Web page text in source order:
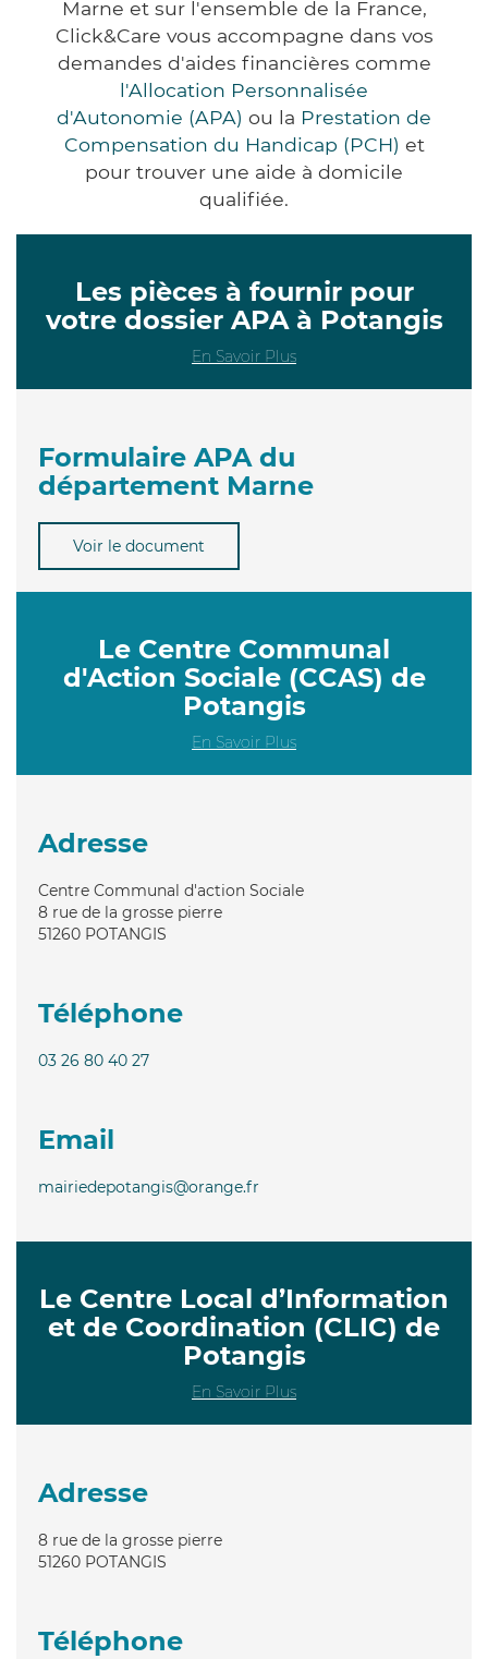
Marne et sur l'ensemble de la France,
Click&Care vous accompagne dans vos
demandes d'aides financières comme
l'Allocation Personnalisée
d'Autonomie (APA) ou la Prestation de
Compensation du Handicap (PCH) et
pour trouver une aide à domicile
qualifiée.
Les pièces à fournir pour
votre dossier APA à Potangis
En Savoir Plus
Formulaire APA du
département Marne
Voir le document
Le Centre Communal
d'Action Sociale (CCAS) de
Potangis
En Savoir Plus
Adresse
Centre Communal d'action Sociale
8 rue de la grosse pierre
51260 POTANGIS
Téléphone
03 26 80 40 27
Email
mairiedepotangis@orange.fr
Le Centre Local d’Information
et de Coordination (CLIC) de
Potangis
En Savoir Plus
Adresse
8 rue de la grosse pierre
51260 POTANGIS
Téléphone